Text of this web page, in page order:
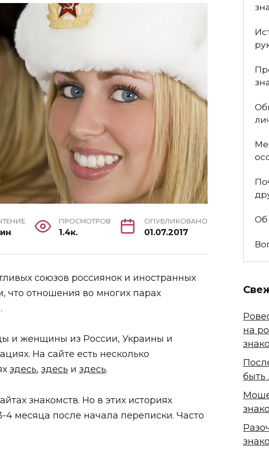
ПРОСМОТРОВ
1.4к.
ОПУБЛИКОВАНО
01.07.2017
союзов россиянок и иностранных
что отношения во многих парах
и женщины из России, Украины и
На сайте есть несколько
здесь, здесь и здесь.
знакомств. Но в этих историях
4 месяца после начала переписки. Часто
Об
на
быть